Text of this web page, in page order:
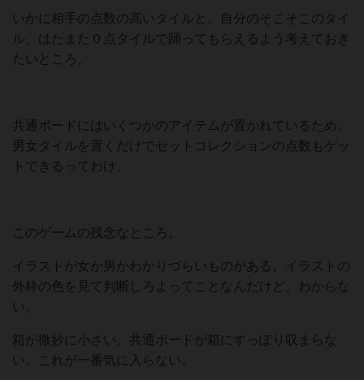
いかに相手の点数の高いタイルと、自分のそこそこのタイ
ル、はたまた０点タイルで踊ってもらえるよう考えておき
たいところ。
共通ボードにはいくつかのアイテムが置かれているため、
男女タイルを置くだけでセットコレクションの点数もゲッ
トできるってわけ。
このゲームの残念なところ。
イラストが女か男かわかりづらいものがある。イラストの
外枠の色を見て判断しろよってことなんだけど。わからな
い。
箱が微妙に小さい。共通ボードが箱にすっぽり収まらな
い。これが一番気に入らない。